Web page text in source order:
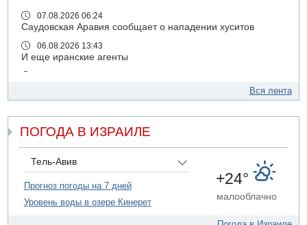
07.08.2026 06:24
Саудовская Аравия сообщает о нападении хуситов
06.08.2026 13:43
И еще иранские агенты
электрической компании
06.08.2026 13:07
Возле Кирьят-Арбы пожар на местности
06.08.2026 12:06
США не будут давить на Израиль в вопросе Ливана
Трое подростков ограбили сексшоп в Холоне
06.08.2026 08:45
Вся лента
ПОГОДА В ИЗРАИЛЕ
Тель-Авив
Прогноз погоды на 7 дней
Уровень воды в озере Кинерет
+24°
малооблачно